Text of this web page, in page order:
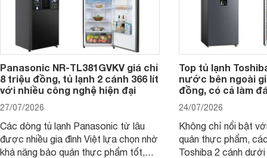
Panasonic NR-TL381GVKV giá chỉ
8 triệu đồng, tủ lạnh 2 cánh 366 lít
với nhiều công nghệ hiện đại
27/07/2026
Các dòng tủ lạnh Panasonic từ lâu
được nhiều gia đình Việt lựa chọn nhờ
khả năng bảo quản thực phẩm tốt,
Top tủ lạnh
nước bên ngoài
đồng, có cả làm
24/07/2026
Không chỉ nổi bật
quản thực phẩm,
Toshiba 2 cánh